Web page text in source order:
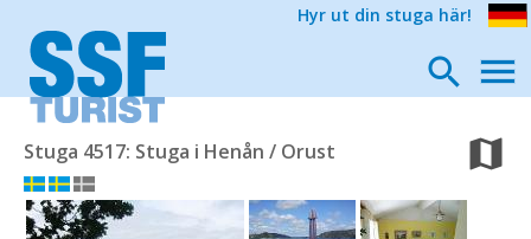
Hyr ut din stuga här!
Stuga 4517: Stuga i Henån / Orust